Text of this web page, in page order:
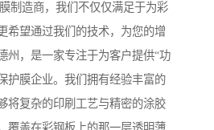
制造商，我们不仅仅满足于为彩
希望通过我们的技术，为您的增
州，是一家专注于为客户提供“功
护膜企业。我们拥有经验丰富的
将复杂的印刷工艺与精密的涂胶